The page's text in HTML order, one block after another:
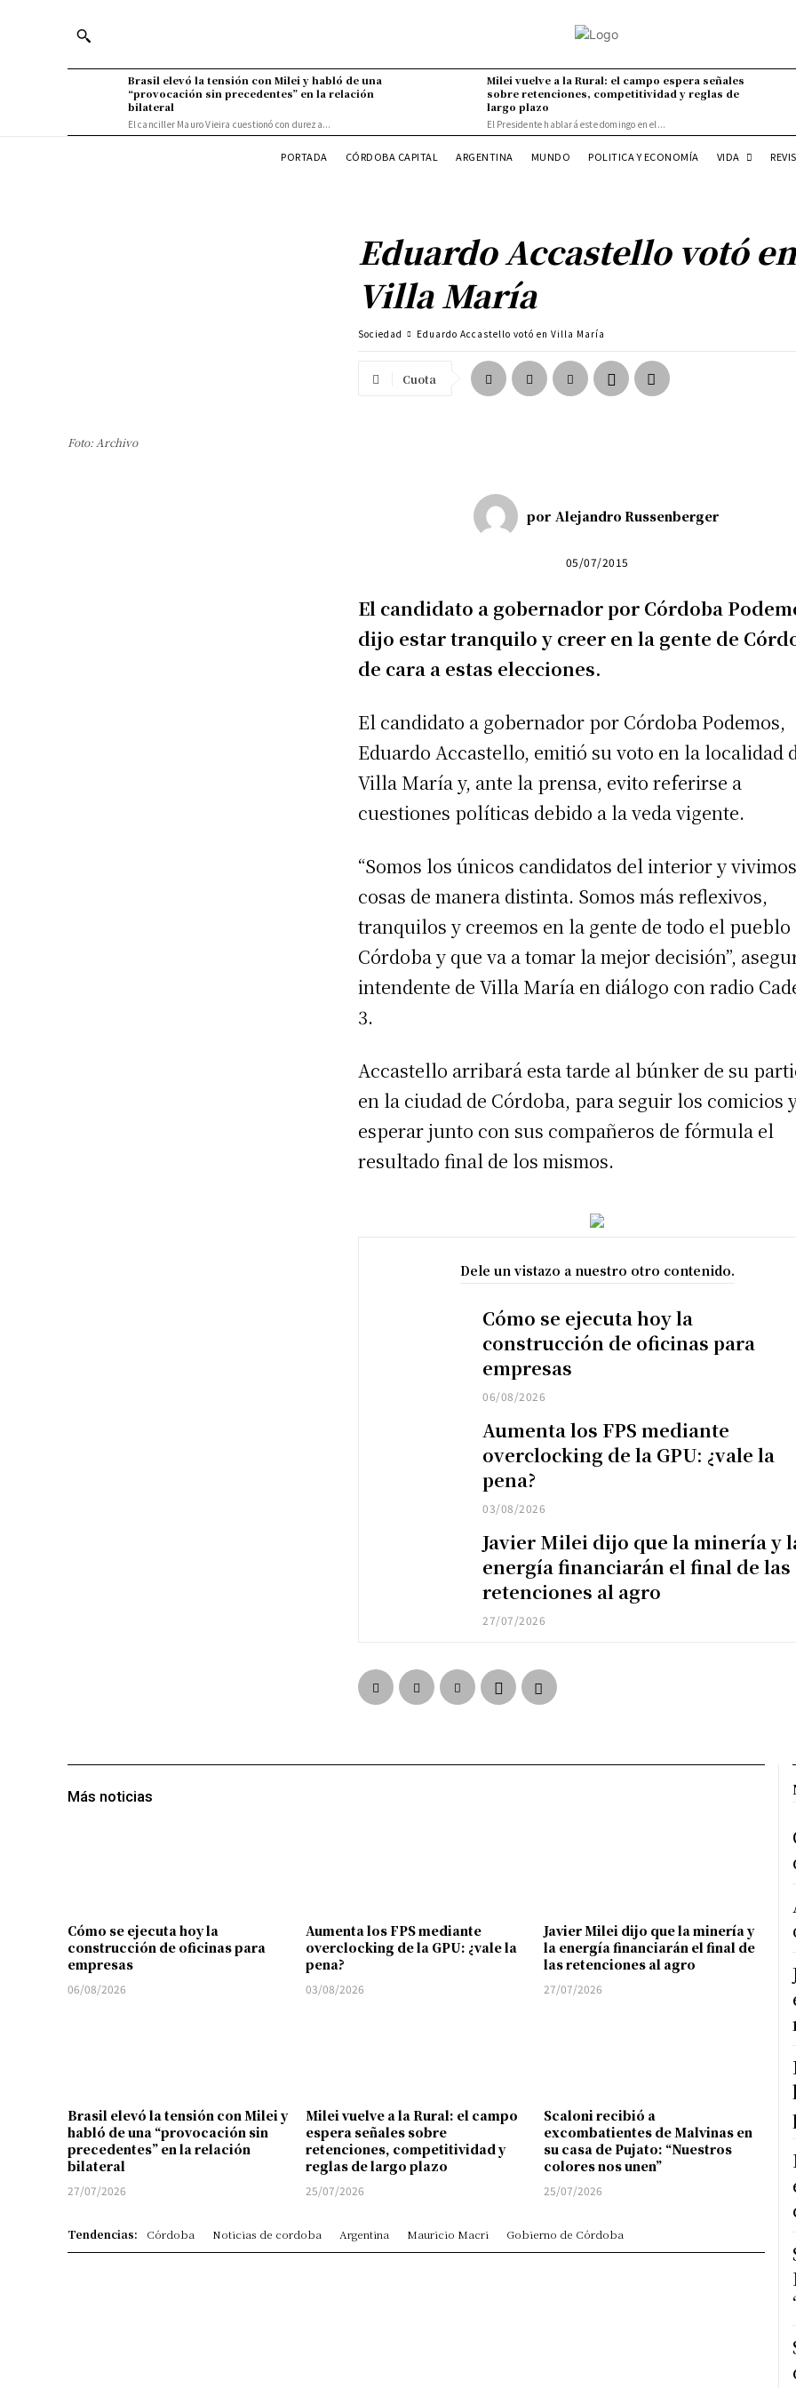
Brasil elevó la tensión con Milei y habló de una
“provocación sin precedentes” en la relación
bilateral
El canciller Mauro Vieira cuestionó con dureza...
Milei vuelve a la Rural: el campo espera señales
sobre retenciones, competitividad y reglas de
largo plazo
El Presidente hablará este domingo en el...
PORTADA CÓRDOBA CAPITAL ARGENTINA MUNDO POLITICA Y ECONOMÍA VIDA
Eduardo Accastello votó en
Villa María
Sociedad Eduardo Accastello votó en Villa María
Cuota
Foto: Archivo
por Alejandro Russenberger
05/07/2015
El candidato a gobernador por Córdoba
dijo estar tranquilo y creer en la gente de
de cara a estas elecciones.
El candidato a gobernador por Córdoba Podemos,
Eduardo Accastello, emitió su voto en la localidad
Villa María y, ante la prensa, evito referirse a
cuestiones políticas debido a la veda vigente.
“Somos los únicos candidatos del interior y
cosas de manera distinta. Somos más reflexivos,
tranquilos y creemos en la gente de todo el pueblo
Córdoba y que va a tomar la mejor decisión”,
intendente de Villa María en diálogo con radio
3.
Accastello arribará esta tarde al búnker de su
en la ciudad de Córdoba, para seguir los comicios
esperar junto con sus compañeros de fórmula el
resultado final de los mismos.
Dele un vistazo a nuestro otro contenido.
Cómo se ejecuta hoy la
construcción de oficinas para
empresas
06/08/2026
Aumenta los FPS mediante
overclocking de la GPU: ¿vale la
pena?
03/08/2026
Javier Milei dijo que la minería y
energía financiarán el final de las
retenciones al agro
27/07/2026
Más noticias
Cómo se ejecuta hoy la
construcción de oficinas para
empresas
06/08/2026
Aumenta los FPS mediante
overclocking de la GPU: ¿vale la
pena?
03/08/2026
Javier Milei dijo que la minería y
la energía financiarán el final de
las retenciones al agro
27/07/2026
Brasil elevó la tensión con Milei y
habló de una “provocación sin
precedentes” en la relación
bilateral
27/07/2026
Milei vuelve a la Rural: el campo
espera señales sobre
retenciones, competitividad y
reglas de largo plazo
25/07/2026
Scaloni recibió a
excombatientes de Malvinas en
su casa de Pujato: “Nuestros
colores nos unen”
25/07/2026
Tendencias: Córdoba Noticias de cordoba Argentina Mauricio Macri Gobierno de Córdoba